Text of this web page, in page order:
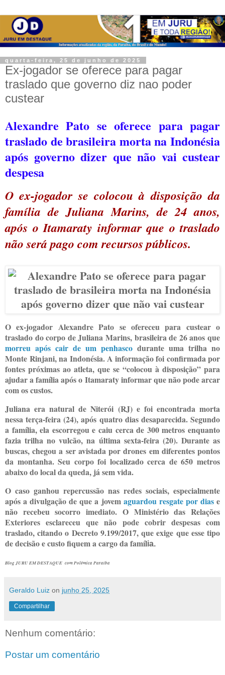
quarta-feira, 25 de junho de 2025
Ex-jogador se oferece para pagar
traslado que governo diz nao poder
custear
Alexandre Pato se oferece para pagar
traslado de brasileira morta na Indonésia
após governo dizer que não vai custear
despesa
O ex-jogador se colocou à disposição da
família de Juliana Marins, de 24 anos,
após o Itamaraty informar que o traslado
não será pago com recursos públicos.
O ex-jogador Alexandre Pato se ofereceu para custear o
traslado do corpo de Juliana Marins, brasileira de 26 anos que
morreu após cair de um penhasco durante uma trilha no
Monte Rinjani, na Indonésia. A informação foi confirmada por
fontes próximas ao atleta, que se “colocou à disposição” para
ajudar a família após o Itamaraty informar que não pode arcar
com os custos.
Juliana era natural de Niterói (RJ) e foi encontrada morta
nessa terça-feira (24), após quatro dias desaparecida. Segundo
a família, ela escorregou e caiu cerca de 300 metros enquanto
fazia trilha no vulcão, na última sexta-feira (20). Durante as
buscas, chegou a ser avistada por drones em diferentes pontos
da montanha. Seu corpo foi localizado cerca de 650 metros
abaixo do local da queda, já sem vida.
O caso ganhou repercussão nas redes sociais, especialmente
após a divulgação de que a jovemaguardou resgate por diase
não recebeu socorro imediato. O Ministério das Relações
Exteriores esclareceu que não pode cobrir despesas com
traslado, citando o Decreto 9.199/2017, que exige que esse tipo
de decisão e custo fiquem a cargo da família.
Blog JURU EM DESTAQUE com Polêmica Paraíba
Geraldo Luiz on junho 25, 2025
Compartilhar
Nenhum comentário:
Postar um comentário